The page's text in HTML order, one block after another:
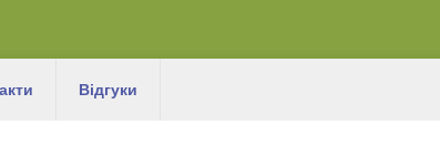
Відгуки